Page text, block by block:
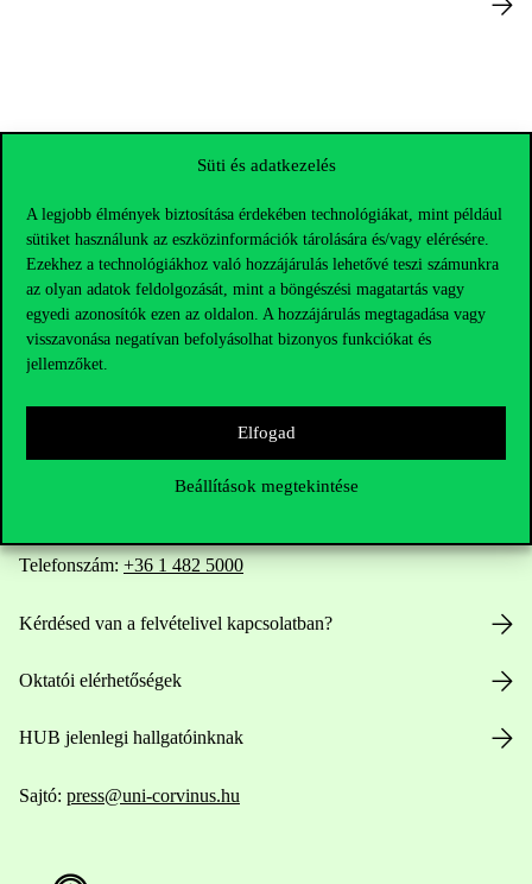
Süti és adatkezelés
A legjobb élmények biztosítása érdekében technológiákat, mint például
sütiket használunk az eszközinformációk tárolására és/vagy elérésére.
Ezekhez a technológiákhoz való hozzájárulás lehetővé teszi számunkra
az olyan adatok feldolgozását, mint a böngészési magatartás vagy
egyedi azonosítók ezen az oldalon. A hozzájárulás megtagadása vagy
visszavonása negatívan befolyásolhat bizonyos funkciókat és
jellemzőket.
Elfogad
Beállítások megtekintése
Elérhetőségek
Telefonszám: +36 1 482 5000
Kérdésed van a felvételivel kapcsolatban?
Oktatói elérhetőségek
HUB jelenlegi hallgatóinknak
Sajtó: press@uni-corvinus.hu